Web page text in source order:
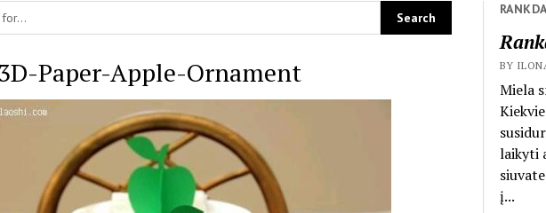
Paper-Apple-Ornament BY
Miela
laikyti
į...